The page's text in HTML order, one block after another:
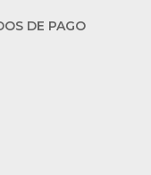
DE PAGO